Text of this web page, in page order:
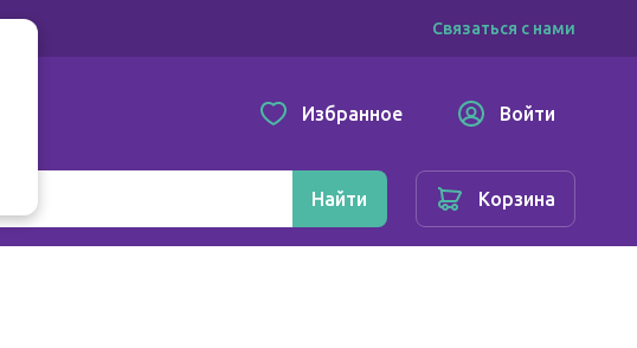
Связаться с нами
Избранное Войти
Найти Корзина